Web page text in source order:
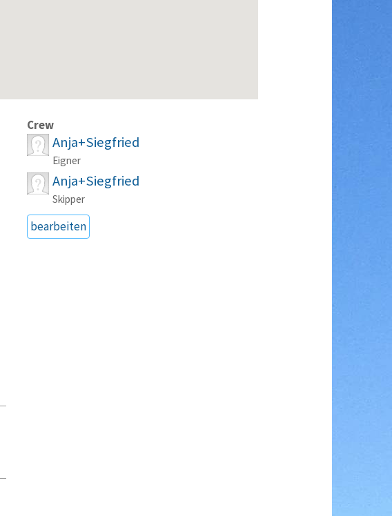
Crew
Anja+Siegfried
Eigner
Anja+Siegfried
Skipper
bearbeiten